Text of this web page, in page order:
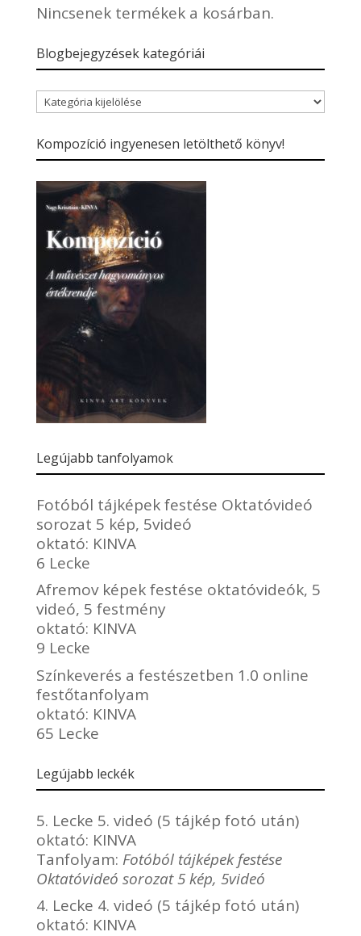
Nincsenek termékek a kosárban.
Blogbejegyzések kategóriái
Blogbejegyzések
kategóriái
Kompozíció ingyenesen letölthető könyv!
Legújabb tanfolyamok
Fotóból tájképek festése Oktatóvideó
sorozat 5 kép, 5videó
oktató: KINVA
6 Lecke
Afremov képek festése oktatóvideók, 5
videó, 5 festmény
oktató: KINVA
9 Lecke
Színkeverés a festészetben 1.0 online
festőtanfolyam
oktató: KINVA
65 Lecke
Legújabb leckék
5. Lecke 5. videó (5 tájkép fotó után)
oktató: KINVA
Tanfolyam: Fotóból tájképek festése
Oktatóvideó sorozat 5 kép, 5videó
4. Lecke 4. videó (5 tájkép fotó után)
oktató: KINVA